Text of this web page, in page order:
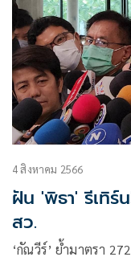
4 สิงหาคม 2566
ฝัน 'พิธา' รีเทิ
สว.
‘กัณวีร์’ ย้ำมาตรา